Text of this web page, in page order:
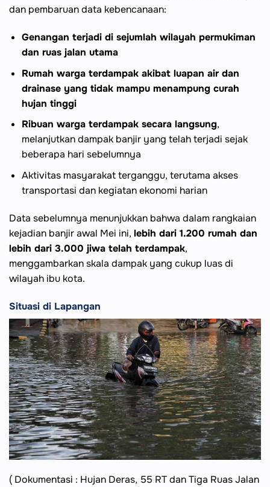
dan pembaruan data kebencanaan:
Genangan terjadi di sejumlah wilayah permukiman
dan ruas jalan utama
Rumah warga terdampak akibat luapan air dan
drainase yang tidak mampu menampung curah
hujan tinggi
Ribuan warga terdampak secara langsung,
melanjutkan dampak banjir yang telah terjadi sejak
beberapa hari sebelumnya
Aktivitas masyarakat terganggu, terutama akses
transportasi dan kegiatan ekonomi harian
Data sebelumnya menunjukkan bahwa dalam rangkaian
kejadian banjir awal Mei ini, lebih dari 1.200 rumah dan
lebih dari 3.000 jiwa telah terdampak,
menggambarkan skala dampak yang cukup luas di
wilayah ibu kota.
Situasi di Lapangan
( Dokumentasi : Hujan Deras, 55 RT dan Tiga Ruas Jalan